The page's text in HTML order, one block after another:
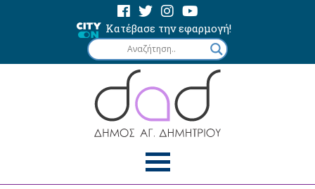
Κατέβασε την εφαρμογή!